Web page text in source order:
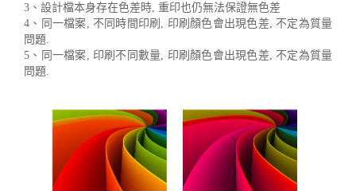
3、設計檔本身存在色差時, 重印也仍無法保證無色差
4、同一檔案, 不同時間印刷, 印刷顏色會出現色差, 不定為質量
問題.
5、同一檔案, 印刷不同數量, 印刷顏色會出現色差, 不定為質量
問題.